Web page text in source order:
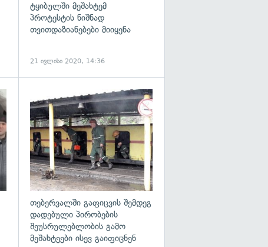
ტყიბულში მეშახტემ
პროტესტის ნიშნად
თვითდაზიანებები მიიყენა
21 ივლისი 2020, 14:36
გადახედვა
თებერვალში გაფიცვის შემდეგ
დადებული პირობების
შეუსრულებლობის გამო
მეშახტეები ისევ გაიფიცნენ